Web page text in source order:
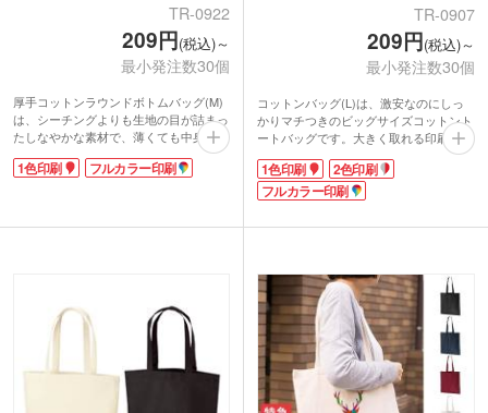
TR-0922
209円(税込)～
最小発注数30個
厚手コットンラウンドボトムバッグ(M)
は、シーチングよりも生地の目が詰まっ
たしなやかな素材で、薄くても中身が透
けにくい5オンス。雑誌が縦にちょうど
収まるサイズです。
入れてショップのノベルティやオリジナ
評です。
1色印刷 フルカラー印刷
TR-0907
209円(税込)～
最小発注数30個
コットンバッグ(L)は、激安なのにしっ
かりマチつきのビッグサイズコットント
ートバッグです。大きく取れる印刷範囲
に、オリジナルの1色・フルカラー印刷
ができます。
マチ付きでB4サイズも入る大きめサイ
あるニットやバスタオルなども入れられ
が必要になるジムやお子様のスポーツ大
会などにもおすすめ。コンパクトに畳ん
で持ち歩けるので、メインバッグに入れ
ておけば外出先で荷物が増えた時も安心
です。
1色印刷
2色印刷
フルカラー印刷